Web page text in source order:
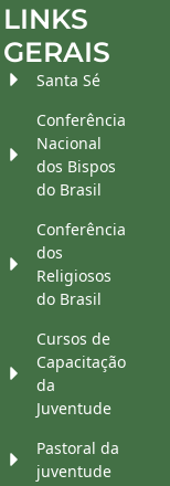
LINKS
GERAIS
Santa Sé
Conferência
Nacional
dos Bispos
do Brasil
Conferência
dos
Religiosos
do Brasil
Cursos de
Capacitação
da
Juventude
Pastoral da
juventude